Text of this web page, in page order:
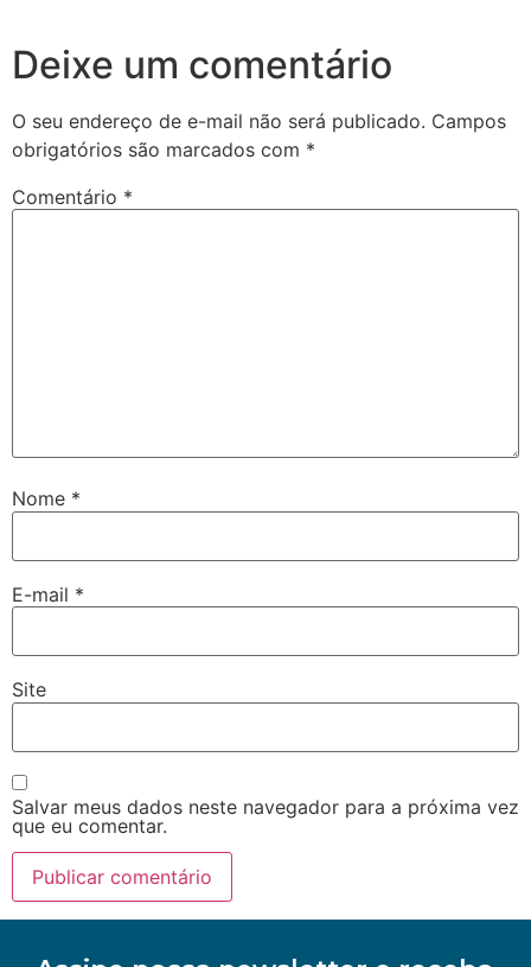
Deixe um comentário
O seu endereço de e-mail não será publicado. Campos
obrigatórios são marcados com *
Comentário *
Nome *
E-mail *
Site
Salvar meus dados neste navegador para a próxima vez
que eu comentar.